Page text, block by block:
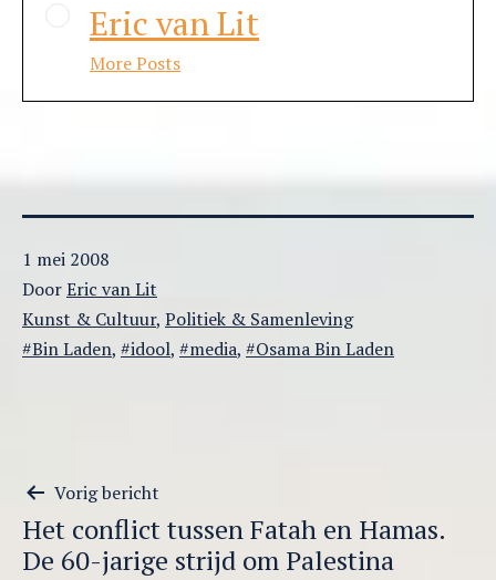
Eric van Lit
More Posts
Gepubliceerd
op
1 mei 2008
DoorEric van Lit
Gecategoriseerd
als
Kunst & Cultuur, Politiek & Samenleving
Getagged
Bin Laden, idool, media, Osama Bin Laden
Berichtnavigatie
Vorig bericht
Het conflict tussen Fatah en Hamas.
De 60-jarige strijd om Palestina